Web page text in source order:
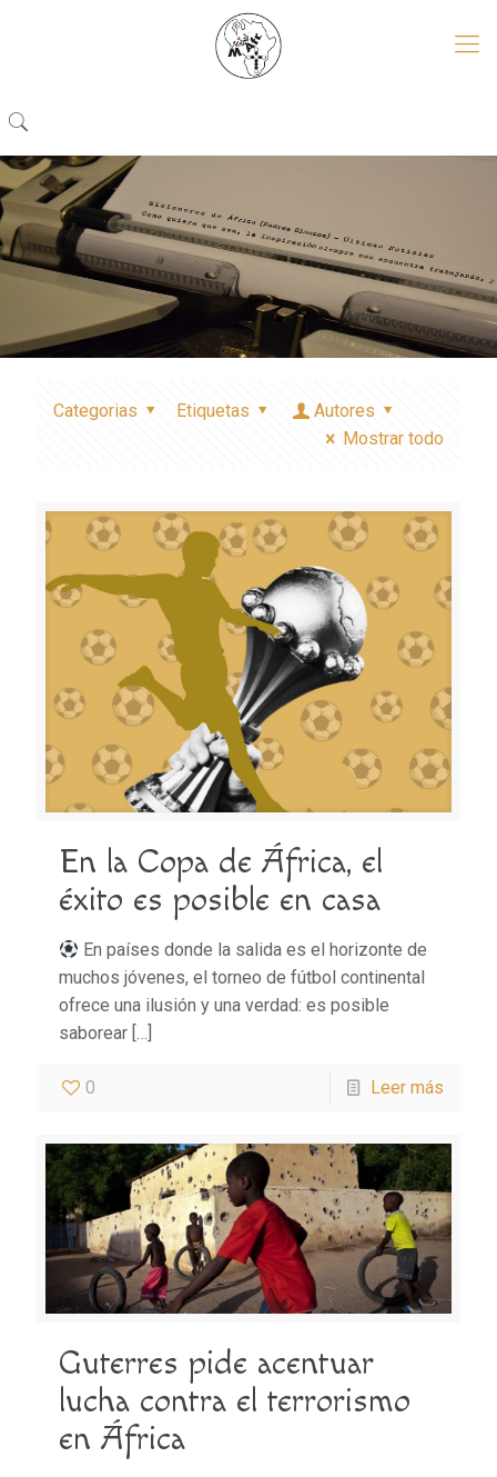
Categorias Etiquetas
Autores
Mostrar todo
En la Copa de África, el
éxito es posible en casa
En países donde la salida es el horizonte de
muchos jóvenes, el torneo de fútbol continental
ofrece una ilusión y una verdad: es posible
saborear […]
0 Leer más
Guterres pide acentuar
lucha contra el terrorismo
en África